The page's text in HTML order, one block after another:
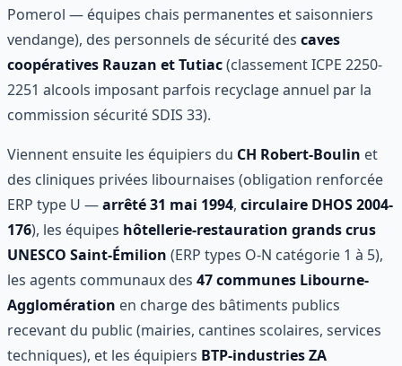
Pomerol — équipes chais permanentes et saisonniers
vendange), des personnels de sécurité des caves
coopératives Rauzan et Tutiac(classement ICPE 2250-
2251 alcools imposant parfois recyclage annuel par la
commission sécurité SDIS 33).
Viennent ensuite les équipiers du CH Robert-Boulin et
des cliniques privées libournaises (obligation renforcée
ERP type U —arrêté 31 mai 1994, circulaire DHOS 2004-
176), les équipes hôtellerie-restauration grands crus
UNESCO Saint-Émilion (ERP types O-N catégorie 1 à 5),
les agents communaux des 47 communes Libourne-
Agglomération en charge des bâtiments publics
recevant du public (mairies, cantines scolaires, services
techniques), et les équipiers BTP-industries ZA